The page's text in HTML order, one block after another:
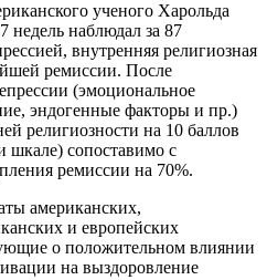
ученого Харольда
недель наблюдал за 87
внутренняя религиозная
ремиссии. После
(эмоциональное
эндогенные факторы и пр.)
религиозности на 10 баллов
шкале) сопоставимо с
ремиссии на 70%.
американских,
и европейских
о положительном влиянии
на выздоровление